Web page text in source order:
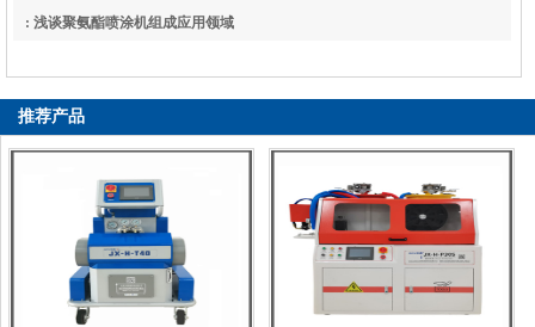
: 浅谈聚氨酯喷涂机组成应用领域
推荐产品